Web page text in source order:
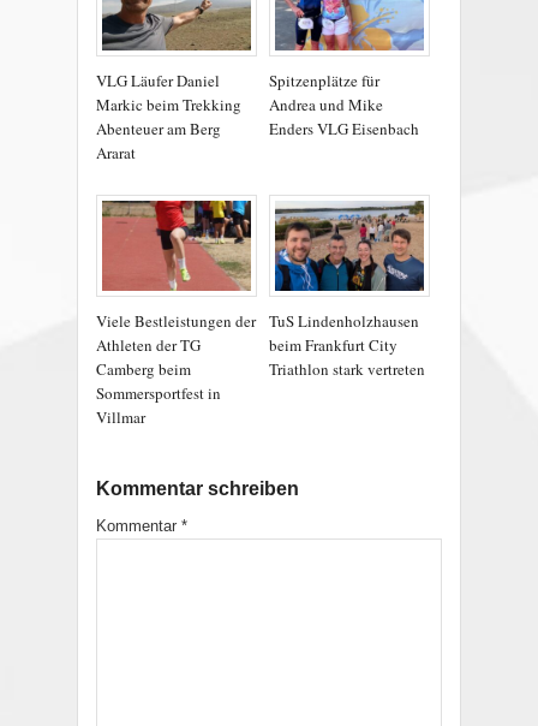
VLG Läufer Daniel
Markic beim Trekking
Abenteuer am Berg
Ararat
Spitzenplätze für
Andrea und Mike
Enders VLG Eisenbach
Viele Bestleistungen der
Athleten der TG
Camberg beim
Sommersportfest in
Villmar
TuS Lindenholzhausen
beim Frankfurt City
Triathlon stark vertreten
Kommentar schreiben
Kommentar *